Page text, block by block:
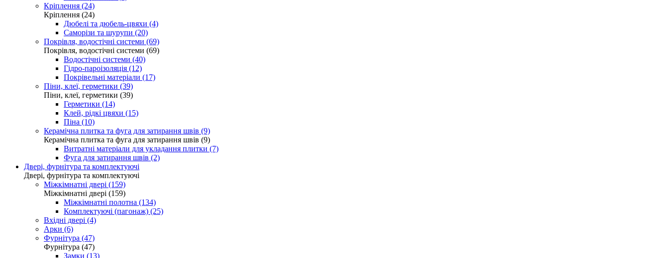
Кріплення (24)
Кріплення (24)
Дюбелі та дюбель-цвяхи (4)
Саморізи та шурупи (20)
Покрівля, водостічні системи (69)
Покрівля, водостічні системи (69)
Водостічні системи (40)
Гідро-пароізоляція (12)
Покрівельні матеріали (17)
Піни, клеї, герметики (39)
Піни, клеї, герметики (39)
Герметики (14)
Клей, рідкі цвяхи (15)
Піна (10)
Керамічна плитка та фуга для затирання швів (9)
Керамічна плитка та фуга для затирання швів (9)
Витратні матеріали для укладання плитки (7)
Фуга для затирання швів (2)
Двері, фурнітура та комплектуючі
Двері, фурнітура та комплектуючі
Міжкімнатні двері (159)
Міжкімнатні двері (159)
Міжкімнатні полотна (134)
Комплектуючі (пагонаж) (25)
Вхідні двері (4)
Арки (6)
Фурнітура (47)
Фурнітура (47)
Замки (13)